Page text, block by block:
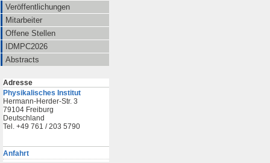
Veröffentlichungen
Mitarbeiter
Offene Stellen
IDMPC2026
Abstracts
Adresse
Physikalisches Institut
Hermann-Herder-Str. 3
79104 Freiburg
Deutschland
Tel. +49 761 / 203 5790
Anfahrt